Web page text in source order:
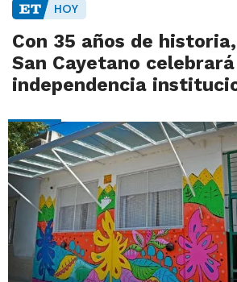
HOY
Con 35 años de
San Cayetano
independencia